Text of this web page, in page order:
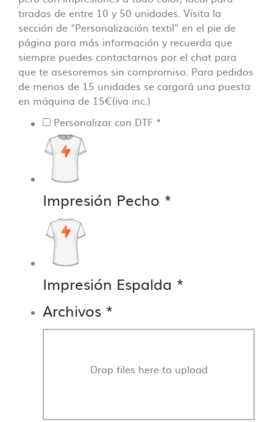
tiradas de entre 10 y 50 unidades. Visita la
sección de "Personalización textil" en el pie de
página para más información y recuerda que
siempre puedes contactarnos por el chat para
que te asesoremos sin compromiso. Para pedidos
de menos de 15 unidades se cargará una puesta
en máquina de 15€(iva inc.)
Personalizar con DTF *
Impresión Pecho *
Impresión Espalda *
Archivos *
Drop files here to upload